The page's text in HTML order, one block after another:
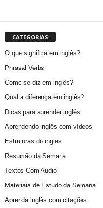
CATEGORIAS
O que significa em inglês?
Phrasal Verbs
Como se diz em inglês?
Qual a diferença em inglês?
Dicas para aprender inglês
Aprendendo inglês com vídeos
Estruturas do inglês
Resumão da Semana
Textos Com Audio
Materiais de Estudo da Semana
Aprenda inglês com citações